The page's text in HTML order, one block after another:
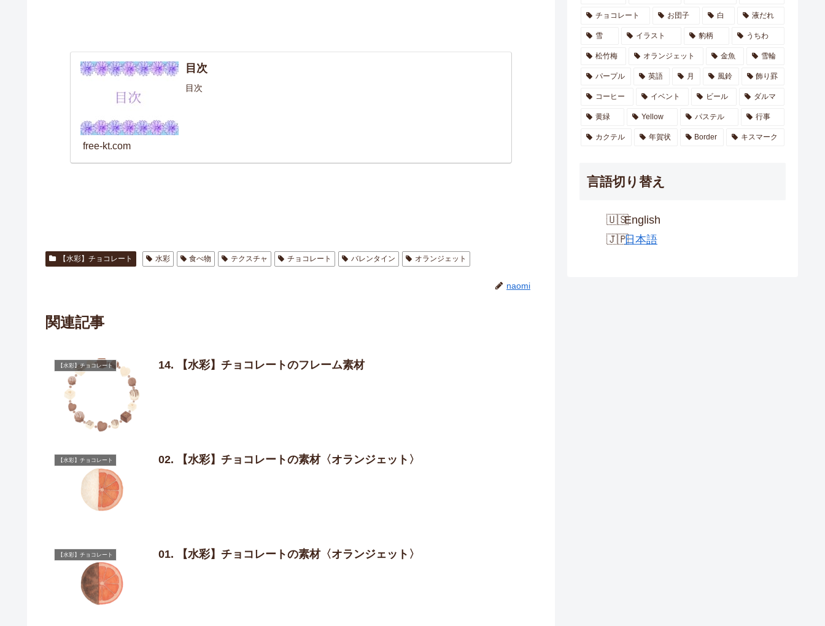
目次
目次
free-kt.com
【水彩】チョコレート 水彩 食べ物 テクスチャ チョコレート バレンタイン オランジェット
naomi
関連記事
【水彩】チョコレート 14. 【水彩】チョコレートのフレーム素材
【水彩】チョコレート 02. 【水彩】チョコレートの素材〈オランジェット〉
【水彩】チョコレート 01. 【水彩】チョコレートの素材〈オランジェット〉
チョコレート お団子 白 液だれ
雪 イラスト 豹柄 うちわ
松竹梅 オランジェット 金魚 雪輪
パープル 英語 月 風鈴 飾り罫
コーヒー イベント ビール ダルマ
黄緑 Yellow パステル 行事
カクテル 年賀状 Border キスマーク
言語切り替え
English
日本語